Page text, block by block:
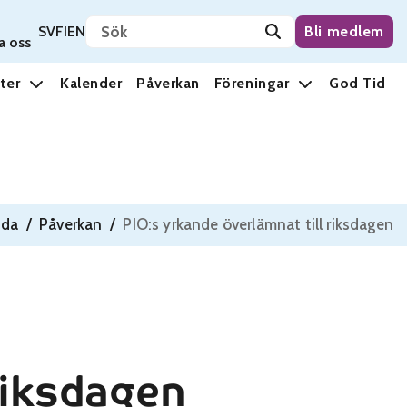
oss
Svenska
SVSuomi
FIEnglish
ENSök på sidan Bli medlem
Kalender Påverkan Föreningar God Tid
/ Påverkan / PIO:s yrkande överlämnat till riksdagen